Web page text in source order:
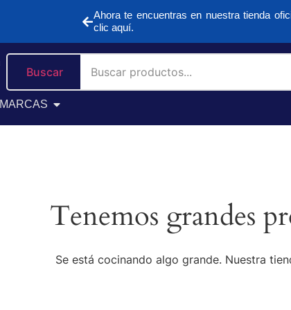
Ahora te encuentras en nuestra tienda
clic aquí.
MARCAS
Buscar
Tenemos grandes
Se está cocinando algo grande. Nuestra